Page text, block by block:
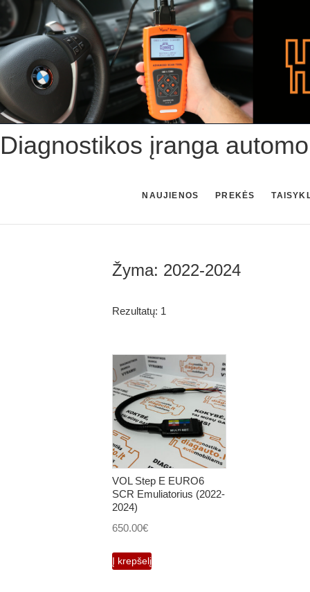
Skip
to
content
Diagnostikos įranga
NAUJIENOS PREKĖS
Žyma: 2022-2024
Rezultatų: 1
VOL Step E EURO6
SCR Emuliatorius (2022-
2024)
650.00€
Į krepšelį